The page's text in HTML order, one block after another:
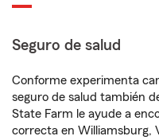
Seguro de salud
Conforme experimenta
seguro de salud también
State Farm le ayude a
correcta en Williamsburg,